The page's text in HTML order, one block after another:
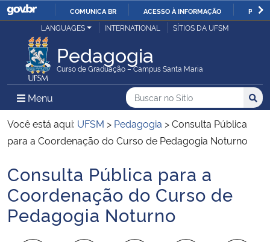
IR
O
COMUNICA BR ACESSO À INFORMAÇÃO
Ministério da Justiça e Segurança Pública
Ministério da Defesa
Ministério das Relações Exteriores
Ministério da Infraestrutura
Ministério da Agricultura, Pecuária e Abastecimento
LANGUAGES INTERNATIONAL SÍTIOS DA UFSM
Pedagogia
Curso de Graduação – Campus Santa Maria
Menu Menu Principal do Sítio
Busca
Buscar no no Sítio
Busca:
Você está aqui: UFSM > Pedagogia >Consulta Pública
para a Coordenação do Curso de Pedagogia Noturno
Início do conteúdo
Consulta Pública para a
Coordenação do Curso de
Pedagogia Noturno